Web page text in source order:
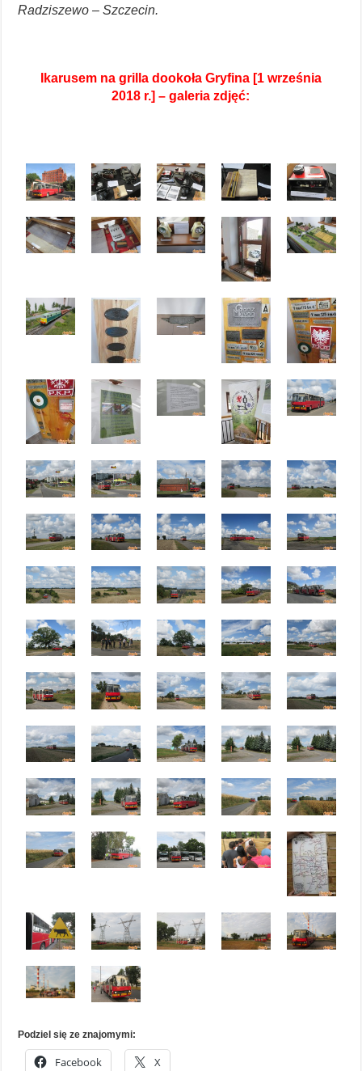
Radziszewo – Szczecin.
Ikarusem na grilla dookoła Gryfina [1 września
2018 r.] – galeria zdjęć:
Podziel się ze znajomymi:
Facebook X